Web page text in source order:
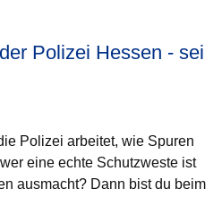
Polizei Hessen - sei
Polizei arbeitet, wie Spuren
eine echte Schutzweste ist
ausmacht? Dann bist du beim